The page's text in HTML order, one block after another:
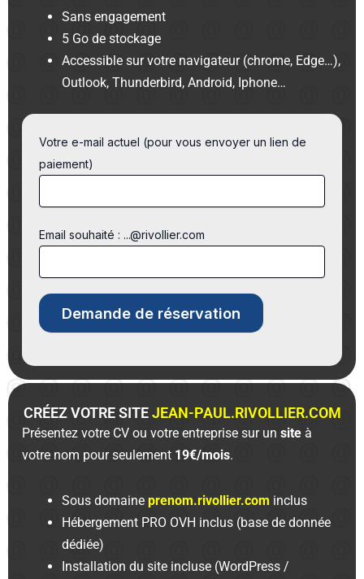
Sans engagement
5 Go de stockage
Accessible sur votre navigateur (chrome, Edge…),
Outlook, Thunderbird, Android, Iphone…
Votre e-mail actuel (pour vous envoyer un lien de
paiement)
Email souhaité : ...@rivollier.com
CRÉEZ VOTRE SITEJEAN-PAUL.RIVOLLIER.COM
Présentez votre CV ou votre entreprise sur unsite à
votre nom pour seulement 19€/mois.
Sous domaineprenom.rivollier.com inclus
Hébergement PRO OVH inclus (base de donnée
dédiée)
Installation du site incluse (WordPress /